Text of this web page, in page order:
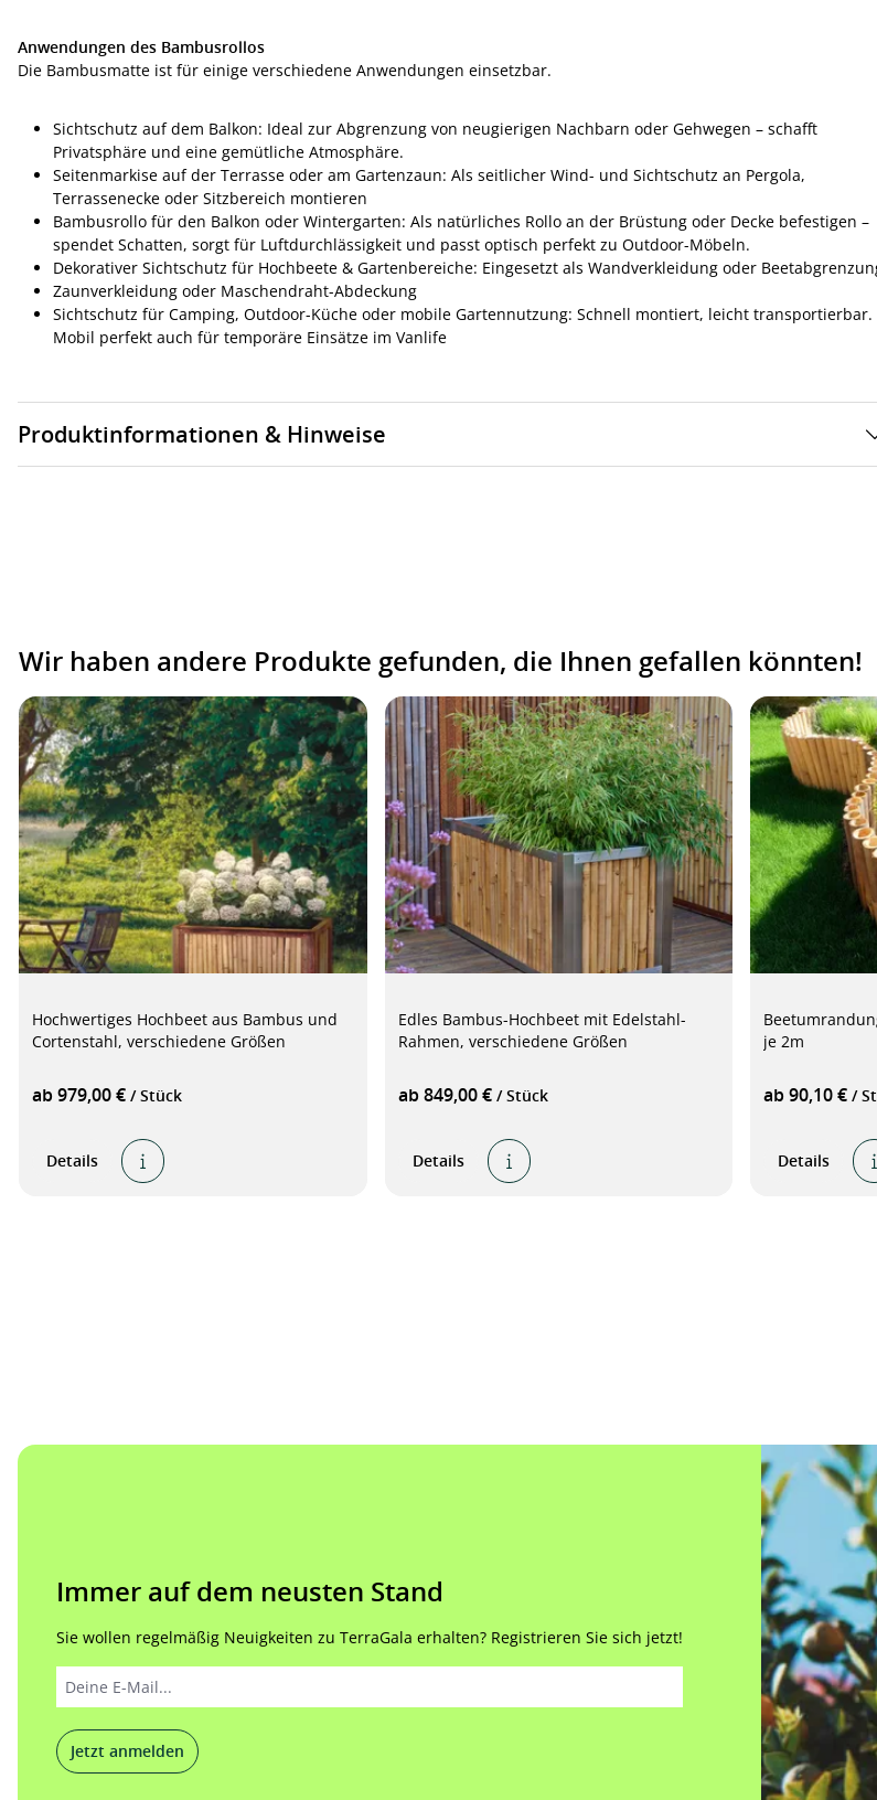
Anwendungen des Bambusrollos
Die Bambusmatte ist für einige verschiedene Anwendungen einsetzbar.
Sichtschutz auf dem Balkon: Ideal zur Abgrenzung von neugierigen Nachbarn oder Gehwegen – schafft
Privatsphäre und eine gemütliche Atmosphäre.
Seitenmarkise auf der Terrasse oder am Gartenzaun: Als seitlicher Wind- und Sichtschutz an Pergola,
Terrassenecke oder Sitzbereich montieren
Bambusrollo für den Balkon oder Wintergarten: Als natürliches Rollo an der Brüstung oder Decke befestigen –
spendet Schatten, sorgt für Luftdurchlässigkeit und passt optisch perfekt zu Outdoor-Möbeln.
Dekorativer Sichtschutz für Hochbeete & Gartenbereiche: Eingesetzt als Wandverkleidung oder
Zaunverkleidung oder Maschendraht-Abdeckung
Sichtschutz für Camping, Outdoor-Küche oder mobile Gartennutzung: Schnell montiert, leicht transportierbar.
Mobil perfekt auch für temporäre Einsätze im Vanlife
Produktinformationen & Hinweise
Wir haben andere Produkte gefunden, die Ihnen gefallen könnten!
Hochwertiges Hochbeet aus Bambus und
Cortenstahl, verschiedene Größen
ab 979,00 € / Stück
Details
Edles Bambus-Hochbeet mit Edelstahl-
Rahmen, verschiedene Größen
ab 849,00 € / Stück
Details
je 2m
ab 90,10 € /
Details
Immer auf dem neusten Stand
Sie wollen regelmäßig Neuigkeiten zu TerraGala erhalten? Registrieren Sie sich jetzt!
Jetzt anmelden